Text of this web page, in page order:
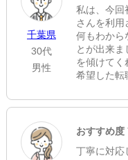
千葉県
30代
男性
私は、今回
さんを利用
何もわから
とが出来
を傾けてく
希望した転
しくれて非
必死になっ
に役立つ
おすすめ度
丁寧に対応